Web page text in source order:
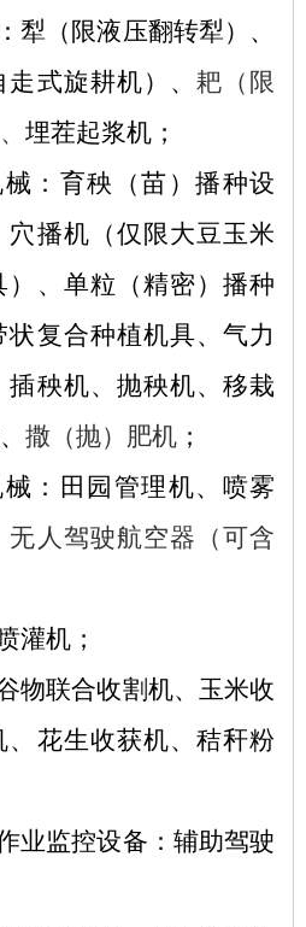
犁（限液压翻转犁）、
式旋耕机）、 耙（限
埋茬起浆机；
：育秧（苗）播种设
播机（仅限大豆玉米
、单粒（精密）播种
复合种植机具、气力
秧机、抛秧机、移栽
撒（抛）肥机 ；
：田园管理机、喷雾
无人驾驶航空器（可含
灌机；
物联合收割机、玉米收
花生收获机、秸秆粉
业监控设备：辅助驾驶